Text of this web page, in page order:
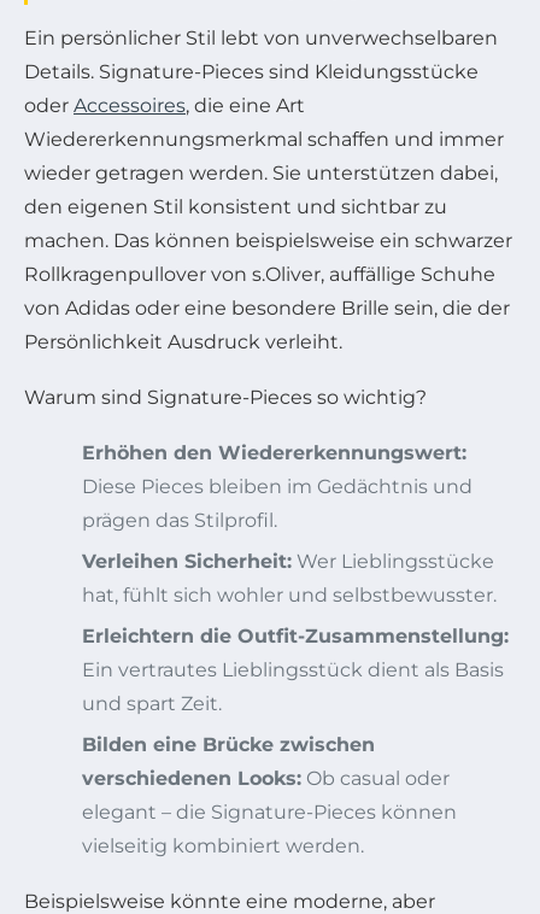
Ein persönlicher Stil lebt von unverwechselbaren
Details. Signature-Pieces sind Kleidungsstücke
oder Accessoires, die eine Art
Wiedererkennungsmerkmal schaffen und immer
wieder getragen werden. Sie unterstützen dabei,
den eigenen Stil konsistent und sichtbar zu
machen. Das können beispielsweise ein schwarzer
Rollkragenpullover von s.Oliver, auffällige Schuhe
von Adidas oder eine besondere Brille sein, die der
Persönlichkeit Ausdruck verleiht.
Warum sind Signature-Pieces so wichtig?
Erhöhen den Wiedererkennungswert:
Diese Pieces bleiben im Gedächtnis und
prägen das Stilprofil.
Verleihen Sicherheit: Wer Lieblingsstücke
hat, fühlt sich wohler und selbstbewusster.
Erleichtern die Outfit-Zusammenstellung:
Ein vertrautes Lieblingsstück dient als Basis
und spart Zeit.
Bilden eine Brücke zwischen
verschiedenen Looks: Ob casual oder
elegant – die Signature-Pieces können
vielseitig kombiniert werden.
Beispielsweise könnte eine moderne, aber